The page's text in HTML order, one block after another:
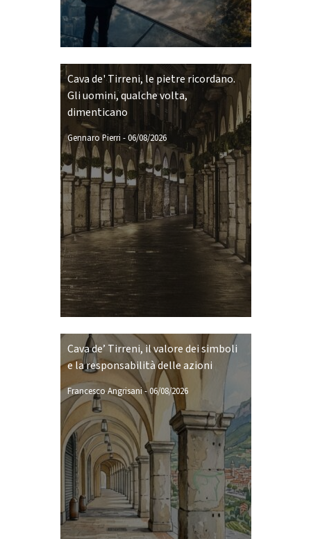
Cava de' Tirreni, le pietre ricordano.
Gli uomini, qualche volta,
dimenticano
Gennaro Pierri -06/08/2026
Cava de’ Tirreni, il valore dei simboli
e la responsabilità delle azioni
Francesco Angrisani-06/08/2026